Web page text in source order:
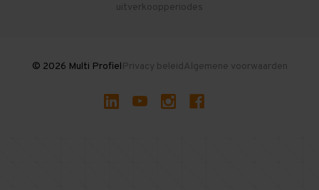
uitverkoopperiodes
© 2026 Multi ProfielPrivacy beleidAlgemene voorwaarden